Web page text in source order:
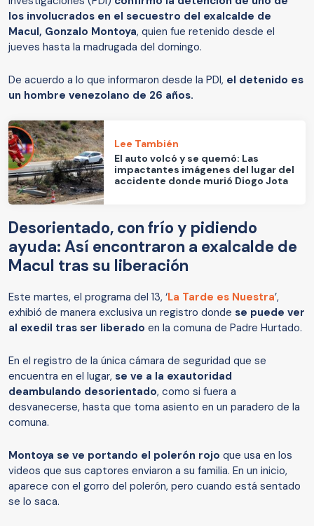
los involucrados en el secuestro del exalcalde de
Macul, Gonzalo Montoya, quien fue retenido desde el
jueves hasta la madrugada del domingo.
De acuerdo a lo que informaron desde la PDI, el detenido es
un hombre venezolano de 26 años.
Lee También
El auto volcó y se quemó: Las
impactantes imágenes del lugar del
accidente donde murió Diogo Jota
Desorientado, con frío y pidiendo
ayuda: Así encontraron a exalcalde de
Macul tras su liberación
Este martes, el programa del 13, ‘La Tarde es Nuestra’,
exhibió de manera exclusiva un registro donde se puede ver
al exedil tras ser liberado en la comuna de Padre Hurtado.
En el registro de la única cámara de seguridad que se
encuentra en el lugar, se ve a la exautoridad
deambulando desorientado, como si fuera a
desvanecerse, hasta que toma asiento en un paradero de la
comuna.
Montoya se ve portando el polerón rojo que usa en los
videos que sus captores enviaron a su familia. En un inicio,
aparece con el gorro del polerón, pero cuando está sentado
se lo saca.